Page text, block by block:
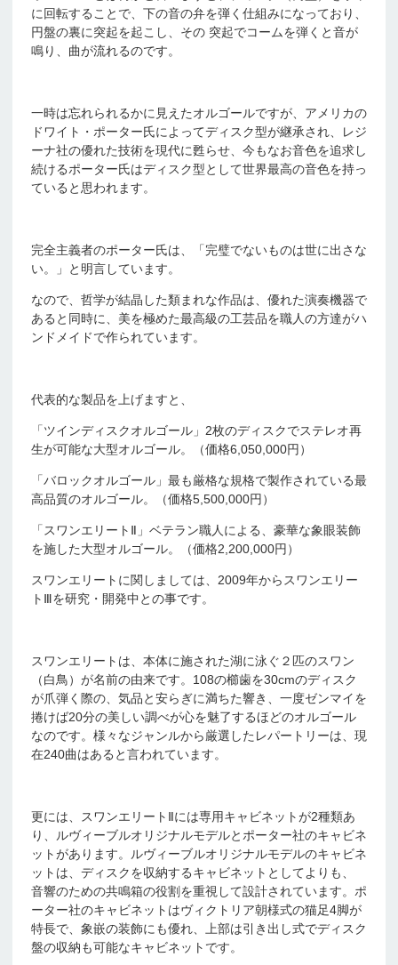
に回転することで、下の音の弁を弾く仕組みになっており、
円盤の裏に突起を起こし、その 突起でコームを弾くと音が
鳴り、曲が流れるのです。
一時は忘れられるかに見えたオルゴールですが、アメリカの
ドワイト・ポーター氏によってディスク型が継承され、レジ
ーナ社の優れた技術を現代に甦らせ、今もなお音色を追求し
続けるポーター氏はディスク型として世界最高の音色を持っ
ていると思われます。
完全主義者のポーター氏は、「完璧でないものは世に出さな
い。」と明言しています。
なので、哲学が結晶した類まれな作品は、優れた演奏機器で
あると同時に、美を極めた最高級の工芸品を職人の方達がハ
ンドメイドで作られています。
代表的な製品を上げますと、
「ツインディスクオルゴール」2枚のディスクでステレオ再
生が可能な大型オルゴール。（価格6,050,000円）
「バロックオルゴール」最も厳格な規格で製作されている最
高品質のオルゴール。（価格5,500,000円）
「スワンエリートⅡ」ベテラン職人による、豪華な象眼装飾
を施した大型オルゴール。（価格2,200,000円）
スワンエリートに関しましては、2009年からスワンエリー
トⅢを研究・開発中との事です。
スワンエリートは、本体に施された湖に泳ぐ２匹のスワン
（白鳥）が名前の由来です。108の櫛歯を30cmのディスク
が爪弾く際の、気品と安らぎに満ちた響き、一度ゼンマイを
捲けば20分の美しい調べが心を魅了するほどのオルゴール
なのです。様々なジャンルから厳選したレパートリーは、現
在240曲はあると言われています。
更には、スワンエリートⅡには専用キャビネットが2種類あ
り、ルヴィーブルオリジナルモデルとポーター社のキャビネ
ットがあります。ルヴィーブルオリジナルモデルのキャビネ
ットは、ディスクを収納するキャビネットとしてよりも、
音響のための共鳴箱の役割を重視して設計されています。ポ
ーター社のキャビネットはヴィクトリア朝様式の猫足4脚が
特長で、象嵌の装飾にも優れ、上部は引き出し式でディスク
盤の収納も可能なキャビネットです。